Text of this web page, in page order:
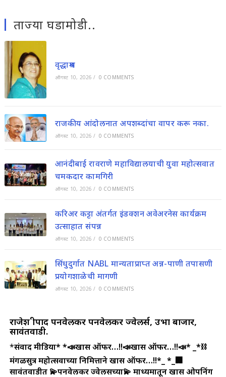
ताज्या घडामोडी..
वृद्धाश्रम
ऑगस्ट 10, 2026 / 0 COMMENTS
राजकीय आंदोलनात अपशब्दांचा वापर करू नका.
ऑगस्ट 10, 2026 / 0 COMMENTS
आनंदीबाई रावराणे महाविद्यालयाची युवा महोत्सवात
चमकदार कामगिरी
ऑगस्ट 10, 2026 / 0 COMMENTS
करिअर कट्टा अंतर्गत इंडक्शन अवेअरनेस कार्यक्रम
उत्साहात संपन्न
ऑगस्ट 10, 2026 / 0 COMMENTS
सिंधुदुर्गात NABL मान्यताप्राप्त अन्न-पाणी तपासणी
प्रयोगशाळेची मागणी
ऑगस्ट 10, 2026 / 0 COMMENTS
राजेश श्रीपाद पनवेलकर पनवेलकर ज्वेलर्स, उभा बाजार,
सावंतवाडी.
*संवाद मीडिया**📣खास ऑफर…!!📣खास ऑफर…!!📣* _*⛓️
मंगळसुत्र महोत्सवाच्या निमित्ताने खास ऑफर…!!*_ *_🏢
सावंतवाडीत 💫पनवेलकर ज्वेलर्सच्या💫 माध्यमातून खास ओपनिंग